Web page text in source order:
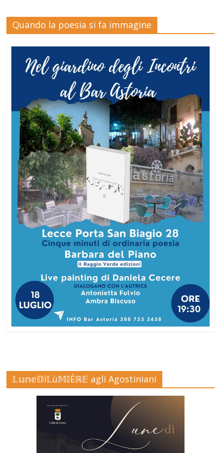
Quando la poesia si fa immagine
𝕃𝕦𝕟𝕖𝔻ì𝕃ù𝕄𝕀Èℝ𝔼 agli Agostiniani